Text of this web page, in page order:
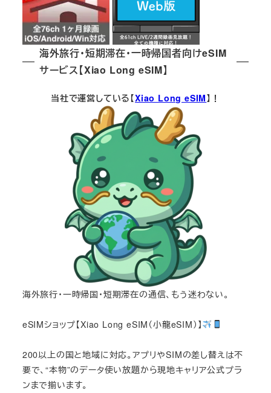
海外旅行・短期滞在・一時帰国者向けeSIM
サービス【Xiao Long eSIM】
当社で運営している【Xiao Long eSIM】！
海外旅行・一時帰国・短期滞在の通信、もう迷わない。
eSIMショップ【Xiao Long eSIM（小龍eSIM）】
200以上の国と地域に対応。アプリやSIMの差し替えは不
要で、“本物”のデータ使い放題から現地キャリア公式プラ
ンまで揃います。